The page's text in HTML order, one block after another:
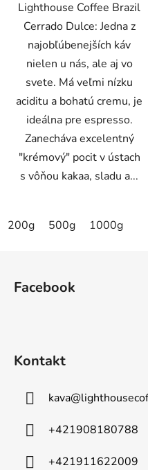
Lighthouse Coffee Brazil
Cerrado Dulce: Jedna z
najobľúbenejších káv
nielen u nás, ale aj vo
svete. Má veľmi nízku
aciditu a bohatú cremu, je
ideálna pre espresso.
Zanecháva excelentný
"krémový" pocit v ústach
s vôňou kakaa, sladu a...
200g 500g 1000g
Facebook
Kontakt
kava@
+421908180788
+421911622009